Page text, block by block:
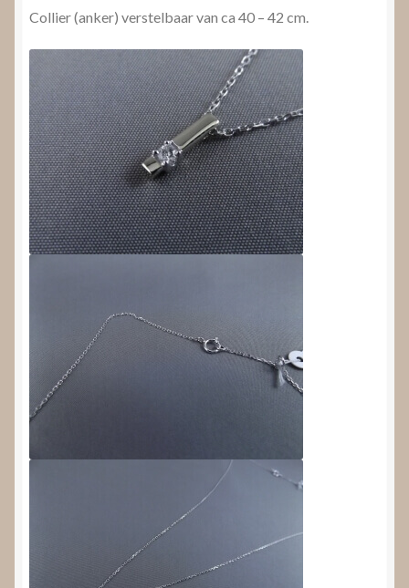
Collier (anker) verstelbaar van ca 40 – 42 cm.